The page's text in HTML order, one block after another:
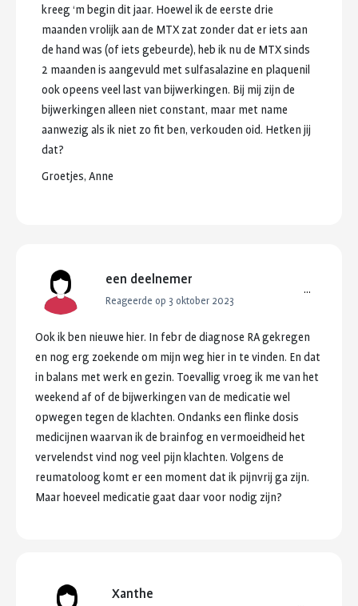
kreeg ‘m begin dit jaar. Hoewel ik de eerste drie
maanden vrolijk aan de MTX zat zonderdat eriets aan
de hand was (of iets gebeurde), heb ik nude MTXsinds
2 maanden is aangevuld met sulfasalazine en plaquenil
ook opeens veel last van bijwerkingen. Bij mij zijn de
bijwerkingen alleen niet constant, maar met name
aanwezig als ik niet zo fit ben, verkouden oid. Hetken jij
dat?
Groetjes, Anne
een deelnemer
Reageerde op 3 oktober 2023
...
Ook ik ben nieuwe hier. In febrde diagnose RAgekregen
en nog erg zoekende om mijn weg hierin te vinden. En dat
in balans met werk en gezin. Toevallig vroeg ik me van het
weekend af of de bijwerkingen van de medicatie wel
opwegen tegen de klachten. Ondanks een flinke dosis
medicijnen waarvan ik de brainfog en vermoeidheid het
vervelendst vind nog veel pijn klachten. Volgens de
reumatoloog komt ereen moment dat ik pijnvrij ga zijn.
Maarhoeveel medicatie gaat daarvoor nodig zijn?
Xanthe